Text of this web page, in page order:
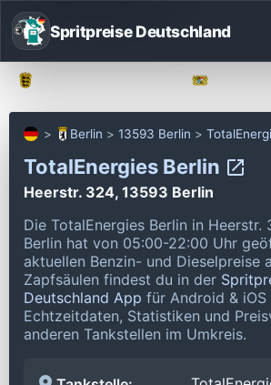
Spritpreise Deutschland
Berlin 13593 Berlin
TotalEnergies Berlin
Heerstr. 324, 13593 Berlin
Die TotalEnergies Berlin in Heerstr.
Berlin hat von 05:00-22:00 Uhr
aktuellen Benzin- und Dieselpreise
Zapfsäulen findest du in der
Deutschland App für Android & iOS
Echtzeitdaten, Statistiken und
anderen Tankstellen im Umkreis.